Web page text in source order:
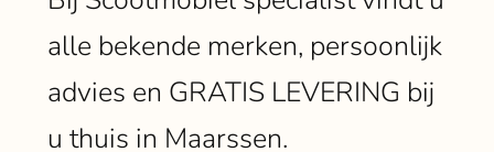
alle bekende merken, persoonlijk
advies en GRATIS LEVERING bij
u thuis in Maarssen.